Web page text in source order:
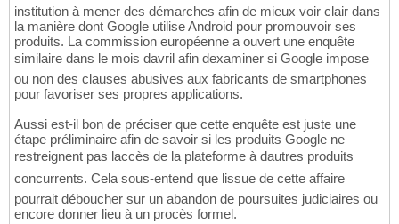
institution à mener des démarches afin de mieux voir clair dans
la manière dont Google utilise Android pour promouvoir ses
produits. La commission européenne a ouvert une enquête
similaire dans le mois davril afin dexaminer si Google impose
ou non des clauses abusives aux fabricants de smartphones
pour favoriser ses propres applications.
Aussi est-il bon de préciser que cette enquête est juste une
étape préliminaire afin de savoir si les produits Google ne
restreignent pas laccès de la plateforme à dautres produits
concurrents. Cela sous-entend que lissue de cette affaire
pourrait déboucher sur un abandon de poursuites judiciaires ou
encore donner lieu à un procès formel.